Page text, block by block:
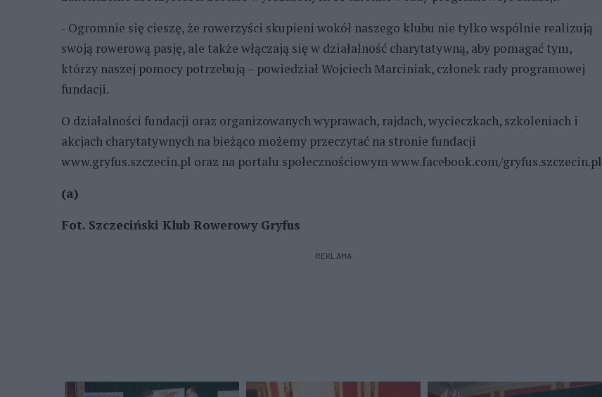
- Ogromnie się cieszę, że rowerzyści skupieni wokół naszego klubu nie tylko wspólnie realizują
swoją rowerową pasję, ale także włączają się w działalność charytatywną, aby pomagać tym,
którzy naszej pomocy potrzebują – powiedział Wojciech Marciniak, członek rady programowej
fundacji.
O działalności fundacji oraz organizowanych wyprawach, rajdach, wycieczkach, szkoleniach i
akcjach charytatywnych na bieżąco możemy przeczytać na stronie fundacji
www.gryfus.szczecin.pl oraz na portalu społecznościowym www.facebook.com/gryfus.szczecin.pl
(a)
Fot. Szczeciński Klub Rowerowy Gryfus
REKLAMA